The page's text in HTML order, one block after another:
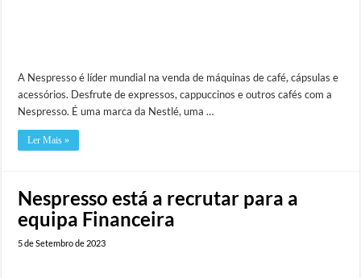
A Nespresso é líder mundial na venda de máquinas de café, cápsulas e
acessórios. Desfrute de expressos, cappuccinos e outros cafés com a
Nespresso. É uma marca da Nestlé, uma …
Ler Mais »
Nespresso está a recrutar para a
equipa Financeira
5 de Setembro de 2023